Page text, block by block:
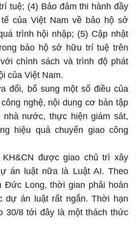
tuệ; (4) Bảo đảm thi hành đầy
của Việt Nam về bảo hộ sở
trình hội nhập; (5) Cập nhật
bảo hộ sở hữu trí tuệ trên
chính sách và trình độ phát
của Việt Nam.
đổi, bổ sung một số điều của
nghệ, nội dung cơ bản tập
nhà nước, thực hiện giám sát,
hiệu quả chuyển giao công
được giao chủ trì xây
án luật nữa là Luật AI. Theo
Đức Long, thời gian phải hoàn
dự án luật rất ngắn. Thời hạn
30/8 tới đây là một thách thức